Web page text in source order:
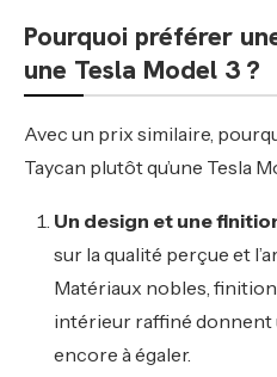
Pourquoi préférer
une Tesla Model 3 ?
Avec un prix similaire,
Taycan plutôt qu’une Tesla
Un design et une
sur la qualité perçue et
Matériaux nobles,
intérieur raffiné donnent
encore à égaler.